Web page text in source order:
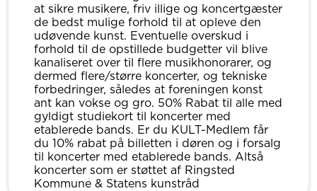
at sikre musikere, friv illige og koncertgæster
de bedst mulige forhold til at opleve den
udøvende kunst. Eventuelle overskud i
forhold til de opstillede budgetter vil blive
kanaliseret over til flere musikhonorarer, og
dermed flere/større koncerter, og tekniske
forbedringer, således at foreningen konst
ant kan vokse og gro. 50% Rabat til alle med
gyldigt studiekort til koncerter med
etablerede bands. Er du KULT-Medlem får
du 10% rabat på billetten i døren og i forsalg
til koncerter med etablerede bands. Altså
koncerter som er støttet af Ringsted
Kommune & Statens kunstråd